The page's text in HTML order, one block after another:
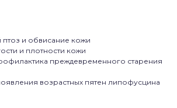
птоз и обвисание кожи
и плотности кожи
преждевременного старения
возрастных пятен липофусцина